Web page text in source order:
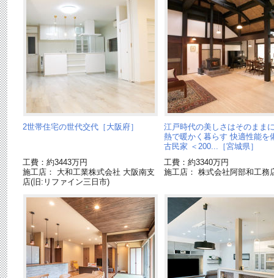
2世帯住宅の世代交代［大阪府］
工費：約3443万円
施工店： 大和工業株式会社 大阪南支
店(旧:リファイン三日市)
江戸時代の美しさはそのまま
熱で暖かく暮らす 快適性能を
古民家 ＜200...［宮城県］
工費：約3340万円
施工店： 株式会社阿部和工務